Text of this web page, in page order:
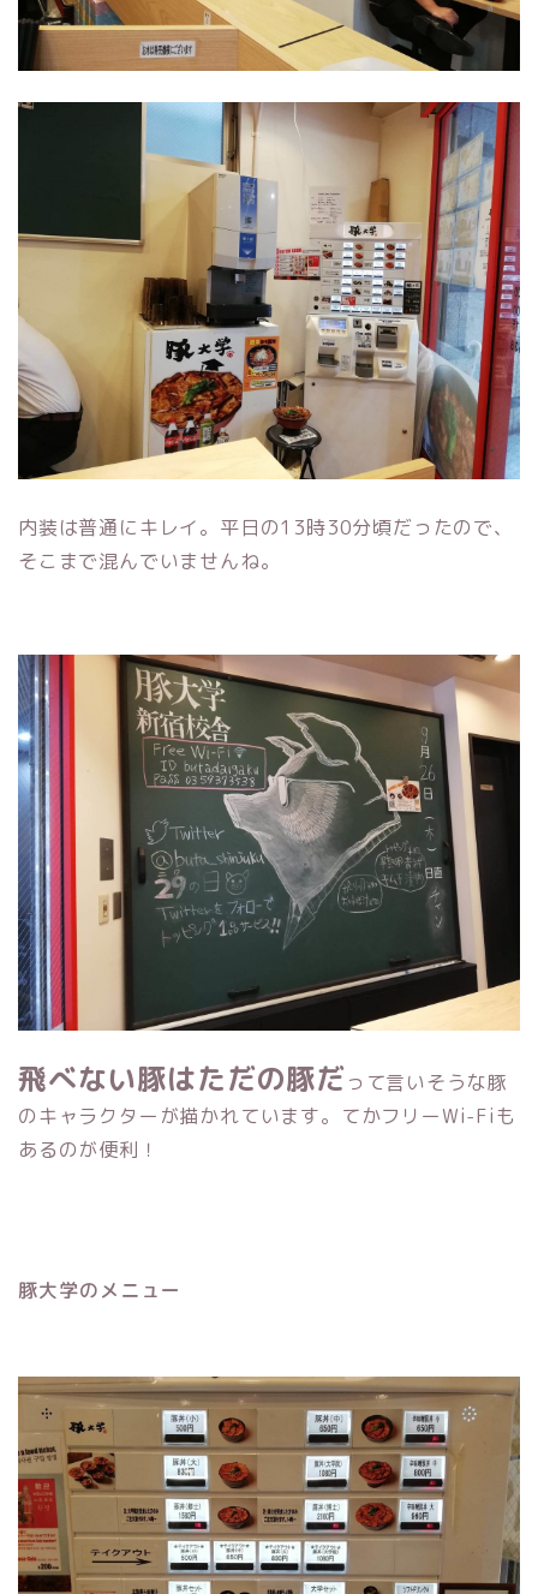
内装は普通にキレイ。平日の13時30分頃だったので、
そこまで混んでいませんね。
飛べない豚はただの豚だって言いそうな豚
のキャラクターが描かれています。てかフリーWi-Fiも
あるのが便利！
豚大学のメニュー